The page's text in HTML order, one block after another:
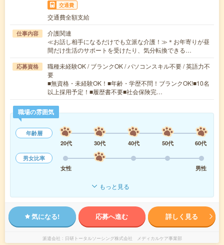
交通費
交通費全額支給
仕事内容
介護関連
≪お話し相手になるだけでも立派な介護！≫＊お年寄りが昼
間だけ生活のサポートを受けたり、気分転換できる…
応募資格
職種未経験OK / ブランクOK / パソコンスキル不要 / 英語力不
要
■無資格・未経験OK！■年齢・学歴不問！ブランクOK!■10名
以上採用予定！■履歴書不要■社会保険完…
職場の雰囲気
年齢層
20代
30代 40代 50代
60代
男女比率
女性
男性
もっと見る
気になる! 応募へ進む 詳しく見る
派遣会社 日研トータルソーシング株式会社 メディカルケア事業部